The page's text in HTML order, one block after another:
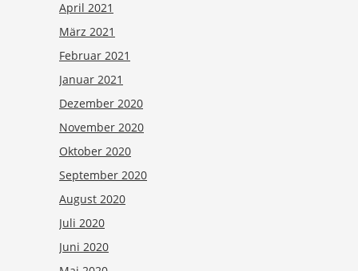
April 2021
März 2021
Februar 2021
Januar 2021
Dezember 2020
November 2020
Oktober 2020
September 2020
August 2020
Juli 2020
Juni 2020